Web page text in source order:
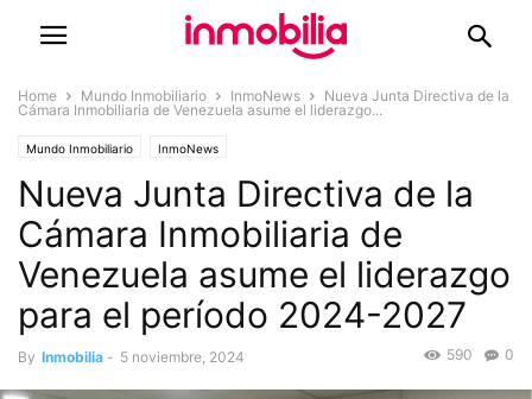
Home Mundo Inmobiliario InmoNews
Nueva Junta Directiva de la
Cámara Inmobiliaria de Venezuela asume el liderazgo...
Mundo Inmobiliario InmoNews
Nueva Junta Directiva de la
Cámara Inmobiliaria de
Venezuela asume el liderazgo
para el período 2024-2027
By Inmobilia - 5 noviembre, 2024 0
590